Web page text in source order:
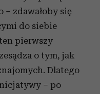
– zdawałoby się
do siebie
pierwszy
o tym, jak
Dlatego
– po